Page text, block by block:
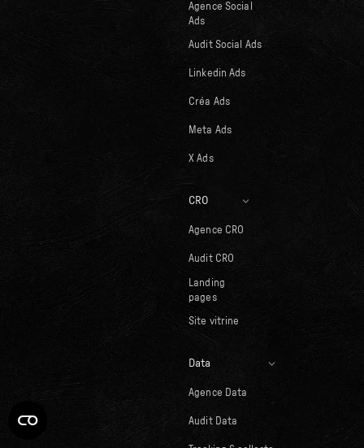
Agence Social
Ads
Audit Social Ads
Linkedin Ads
Créa Ads
Meta Ads
X Ads
CRO
Agence CRO
Audit CRO
Landing
pages
Site vitrine
Data
Agence Data
Audit Data